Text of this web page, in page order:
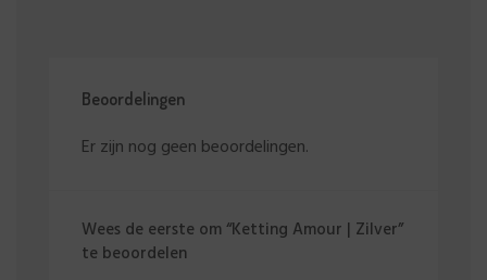
Beoordelingen
Er zijn nog geen beoordelingen.
Wees de eerste om “Ketting Amour | Zilver”
te beoordelen